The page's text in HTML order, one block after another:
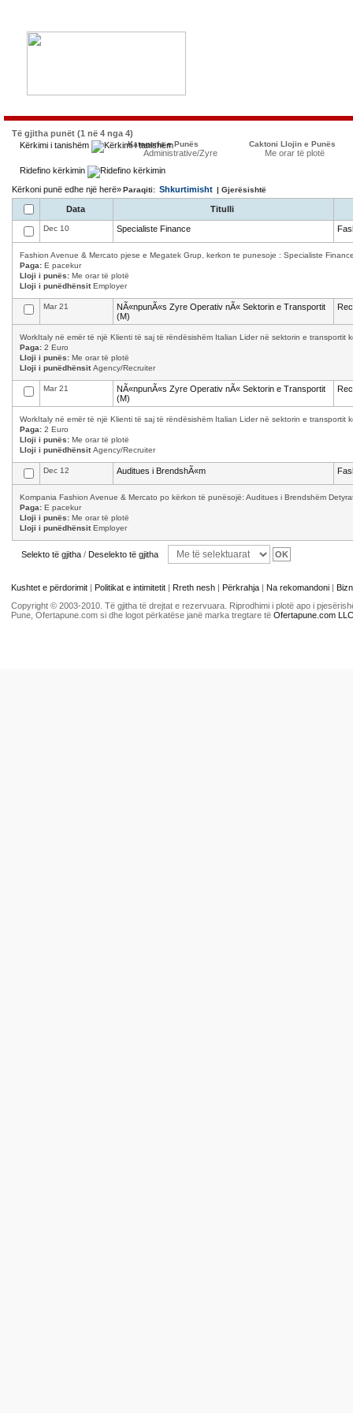
Të gjitha punët (1 në 4 nga 4)
Kërkimi i tanishëm
Kategoria e Punës
Administrative/Zyre
Caktoni Llojin e Punës
Me orar të plotë
Ridefino kërkimin
Kërkoni punë edhe një herë»Paraqiti: Shkurtimisht | Gjerësishtë
Data Titulli
Dec 10 Specialiste Finance
Fashion Avenue & Mercato pjese e Megatek Grup, kerkon te punesoje : Specialiste
Paga: E pacekur
Lloji i punës: Me orar të plotë
Lloji i punëdhënsitEmployer
Mar 21
NÃ«npunÃ«s Zyre Operativ nÃ« Sektorin e Transportit
(M)
WorkItaly në emër të një Klienti të saj të rëndësishëm Italian Lider në sektorin e transportit
Paga: 2 Euro
Lloji i punës: Me orar të plotë
Lloji i punëdhënsitAgency/Recruiter
Mar 21
NÃ«npunÃ«s Zyre Operativ nÃ« Sektorin e Transportit
(M)
WorkItaly në emër të një Klienti të saj të rëndësishëm Italian Lider në sektorin e transportit
Paga: 2 Euro
Lloji i punës: Me orar të plotë
Lloji i punëdhënsitAgency/Recruiter
Dec 12 Auditues i BrendshÃ«m
Kompania Fashion Avenue & Mercato po kërkon të punësojë: Auditues i Brendshëm
Paga: E pacekur
Lloji i punës: Me orar të plotë
Lloji i punëdhënsitEmployer
Selekto të gjitha / Deselekto të gjitha
Kushtet e përdorimit | Politikat e intimitetit | Rreth nesh | Përkrahja | Na rekomandoni |
Copyright © 2003-2010. Të gjitha të drejtat e rezervuara. Riprodhimi i plotë apo i
Pune, Ofertapune.com si dhe logot përkatëse janë marka tregtare të Ofertapune.com LLC